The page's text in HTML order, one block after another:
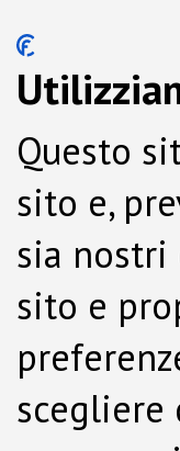
Questo
sito e,
sia nostri
sito e
scegliere